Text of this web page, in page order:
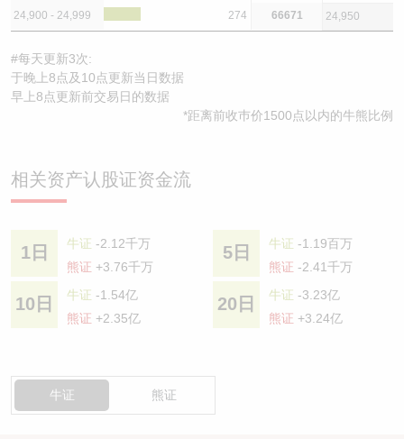
24,900 - 24,999 274 66671 24,950
#每天更新3次:
于晚上8点及10点更新当日数据
早上8点更新前交易日的数据
*距离前收巿价1500点以内的牛熊比例
相关资产认股证资金流
1日 牛证 -2.12千万
熊证 +3.76千万
5日 牛证 -1.19百万
熊证 -2.41千万
10日 牛证 -1.54亿
熊证 +2.35亿
20日 牛证 -3.23亿
熊证 +3.24亿
牛证 熊证